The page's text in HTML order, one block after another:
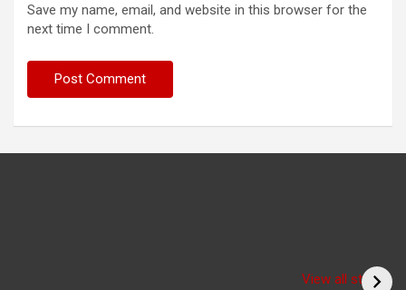
Save my name, email, and website in this browser for the
next time I comment.
View all stories
(Bitiya) बिटिया